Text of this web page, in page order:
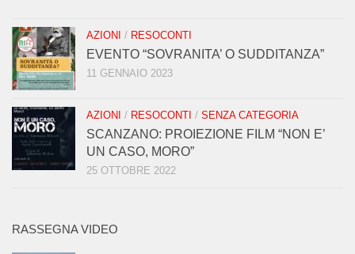
AZIONI / RESOCONTI
EVENTO “SOVRANITA’ O SUDDITANZA”
11 GENNAIO 2023
AZIONI / RESOCONTI / SENZA CATEGORIA
SCANZANO: PROIEZIONE FILM “NON E’
UN CASO, MORO”
25 OTTOBRE 2022
RASSEGNA VIDEO